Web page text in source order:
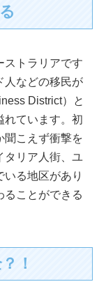
ストラリアです
人などの移民が
District）と
れています。初
聞こえず衝撃を
タリア人街、ユ
る地区があり
ることができる
！